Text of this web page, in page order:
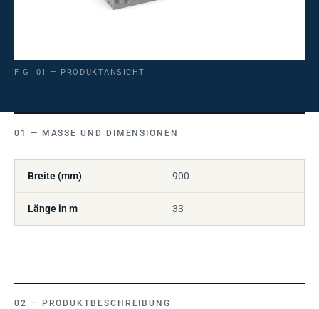
FIG. 01 — PRODUKTANSICHT
MASSE UND DIMENSIONEN
Breite (mm) 900
Länge in m 33
PRODUKTBESCHREIBUNG